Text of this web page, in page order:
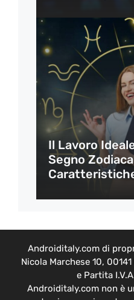
Il Lavoro
Segno
Androiditaly.com di
Nicola Marchese 10,
e Partita
Androiditaly.com non è